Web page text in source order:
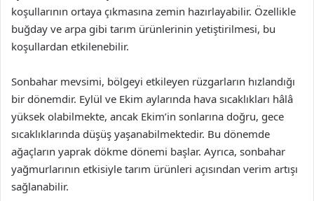
koşullarının ortaya çıkmasına zemin hazırlayabilir. Özellikle
buğday ve arpa gibi tarım ürünlerinin yetiştirilmesi, bu
koşullardan etkilenebilir.
Sonbahar mevsimi, bölgeyi etkileyen rüzgarların hızlandığı
bir dönemdir. Eylül ve Ekim aylarında hava sıcaklıkları hâlâ
yüksek olabilmekte, ancak Ekim’in sonlarına doğru, gece
sıcaklıklarında düşüş yaşanabilmektedir. Bu dönemde
ağaçların yaprak dökme dönemi başlar. Ayrıca, sonbahar
yağmurlarının etkisiyle tarım ürünleri açısından verim artışı
sağlanabilir.